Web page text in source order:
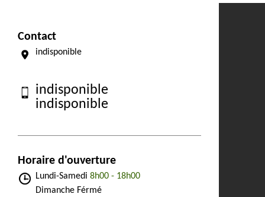
Contact
indisponible
indisponible
indisponible
Horaire d'ouverture
Lundi-Samedi 8h00 - 18h00
Dimanche Férmé